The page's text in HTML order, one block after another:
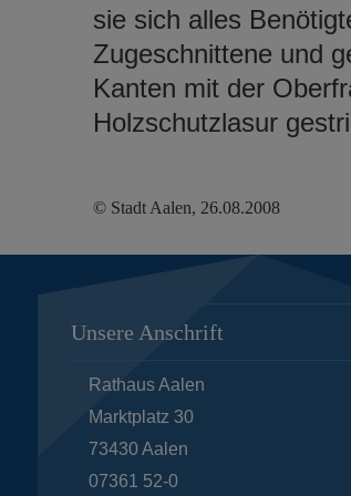
sie sich alles
Zugeschnittene und
Kanten mit der
Holzschutzlasur
© Stadt Aalen, 26.08.2008
Unsere Anschrift
Rathaus Aalen
Marktplatz 30
73430 Aalen
07361 52-0